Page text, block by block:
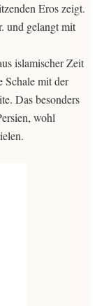
Eros zeigt.
und gelangt mit
islamischer Zeit
Schale mit der
Das besonders
wohl